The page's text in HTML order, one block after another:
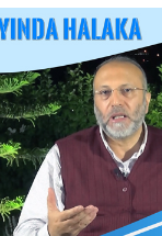
İslam Ümmetinden ve